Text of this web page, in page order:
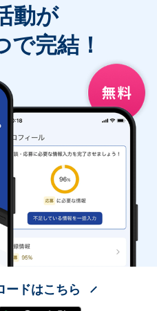
動が
で完結！
ードはこちら